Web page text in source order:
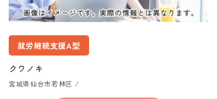
就労継続支援A型
クワノキ
宮城県仙台市若林区 /